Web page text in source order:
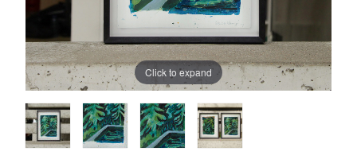
Click to expand